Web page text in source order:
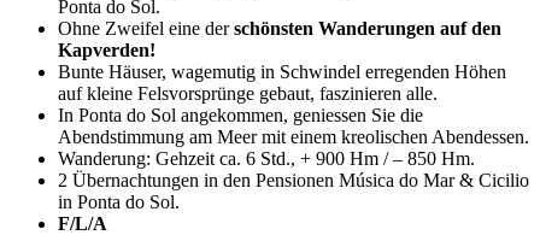
Ponta do Sol.
Ohne Zweifel eine derschönsten Wanderungen auf den
Kapverden!
Bunte Häuser, wagemutig in Schwindel erregenden Höhen
auf kleine Felsvorsprünge gebaut, faszinieren alle.
In Ponta do Sol angekommen, geniessen Sie die
Abendstimmung am Meer mit einem kreolischen Abendessen.
Wanderung: Gehzeit ca. 6 Std., + 900 Hm / – 850 Hm.
2 Übernachtungen in den Pensionen Música do Mar & Cicilio
in Ponta do Sol.
F/L/A